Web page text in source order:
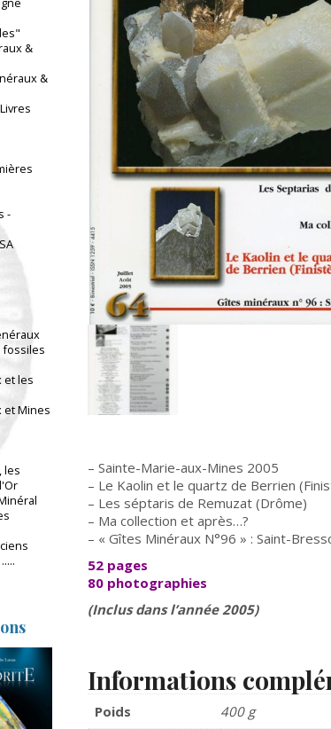
– Sainte-Marie-aux-Mines 2005
– Le Kaolin et le quartz de Berrien
– Les séptaris de Remuzat (Drôme)
– Ma collection et après…?
– « Gîtes Minéraux N°96 » : Saint-
52 pages
80 photographies
(Inclus dans l’année 2005)
Informations
Poids 400 g
&
&
-
fossiles
et les
et Mines
les